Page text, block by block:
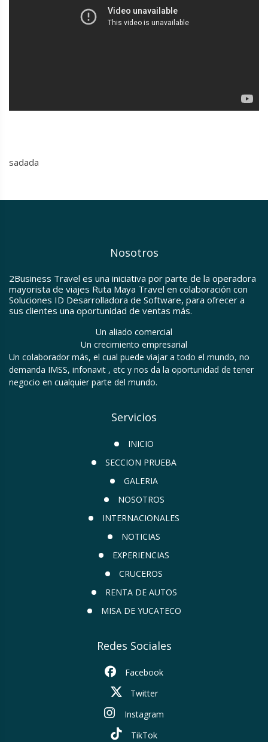
sadada
Nosotros
2Business Travel es una iniciativa por parte de la operadora
mayorista de viajes Ruta Maya Travel en colaboración con
Soluciones ID Desarrolladora de Software, para ofrecer a
sus clientes una oportunidad de ventas más.
Un aliado comercial
Un crecimiento empresarial
Un colaborador más, el cual puede viajar a todo el mundo, no
demanda IMSS, infonavit , etc y nos da la oportunidad de tener
negocio en cualquier parte del mundo.
Servicios
INICIO
SECCION PRUEBA
GALERIA
NOSOTROS
INTERNACIONALES
NOTICIAS
EXPERIENCIAS
CRUCEROS
RENTA DE AUTOS
MISA DE YUCATECO
Redes Sociales
Facebook
Twitter
Instagram
TikTok